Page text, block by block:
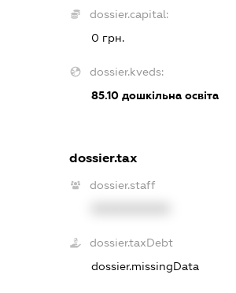
dossier.capital:
0 грн.
dossier.kveds:
85.10 дошкільна освіта
dossier.tax
dossier.staff
dossier.taxDebt
dossier.missingData